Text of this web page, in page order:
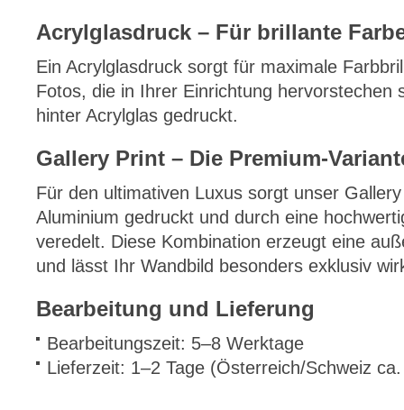
Acrylglasdruck – Für brillante
Ein Acrylglasdruck sorgt für maximale
Fotos, die in Ihrer Einrichtung hervorstechen
hinter Acrylglas gedruckt.
Gallery Print – Die Premium-
Für den ultimativen Luxus sorgt unser
Aluminium gedruckt und durch eine
veredelt. Diese Kombination erzeugt eine
und lässt Ihr Wandbild besonders exklusiv
Bearbeitung und Lieferung
Bearbeitungszeit: 5–8 Werktage
Lieferzeit: 1–2 Tage (Österreich/Schweiz